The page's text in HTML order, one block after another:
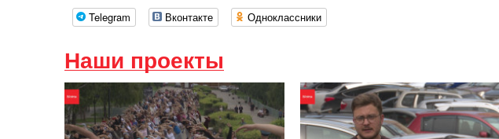
Telegram Вконтакте Одноклассники
Наши проекты